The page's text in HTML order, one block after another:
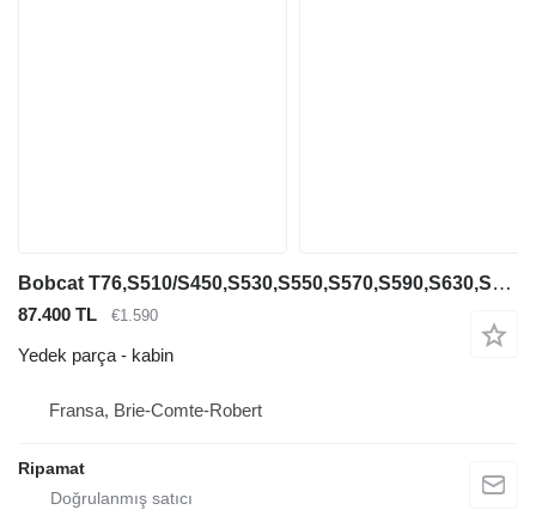
Bobcat T76,S510/S450,S530,S550,S570,S590,S630,S650 850 paletli mini yükleyici için kabin
87.400 TL €1.590
Yedek parça - kabin
Fransa, Brie-Comte-Robert
Ripamat